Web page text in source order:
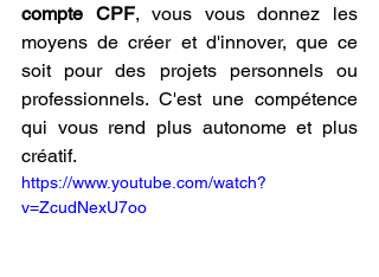
compte CPF, vous vous donnez les
moyens de créer et d'innover, que ce
soit pour des projets personnels ou
professionnels. C'est une compétence
qui vous rend plus autonome et plus
créatif.
https://www.youtube.com/watch?
v=ZcudNexU7oo